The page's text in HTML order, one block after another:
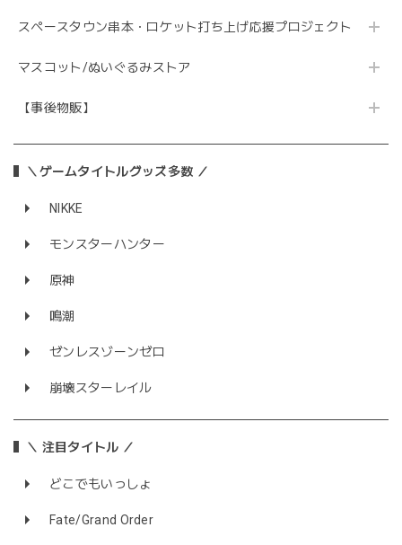
スペースタウン串本・ロケット打ち上げ応援プロジェクト
マスコット/ぬいぐるみストア
【事後物販】
＼ゲームタイトルグッズ多数 ／
NIKKE
モンスターハンター
原神
鳴潮
ゼンレスゾーンゼロ
崩壊スターレイル
＼ 注目タイトル ／
どこでもいっしょ
Fate/Grand Order